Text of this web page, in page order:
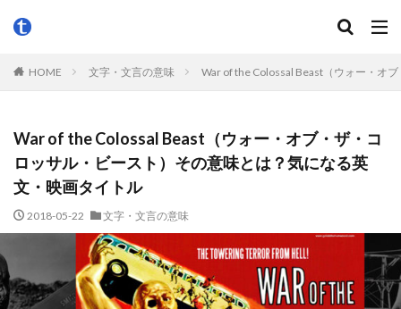
HOME 文字・文言の意味 War of the Colossal Beast（ウォー・オ
War of the Colossal Beast（ウォー・オブ・ザ・コ
ロッサル・ビースト）その意味とは？気になる英
文・映画タイトル
2018-05-22 文字・文言の意味